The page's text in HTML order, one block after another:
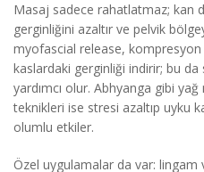
Masaj sadece rahatlatmaz; kan
gerginliğini azaltır ve pelvik
myofascial release, kompresyon
kaslardaki gerginliği indirir; bu
yardımcı olur. Abhyanga gibi
teknikleri ise stresi azaltıp uyku
olumlu etkiler.
Özel uygulamalar da var: